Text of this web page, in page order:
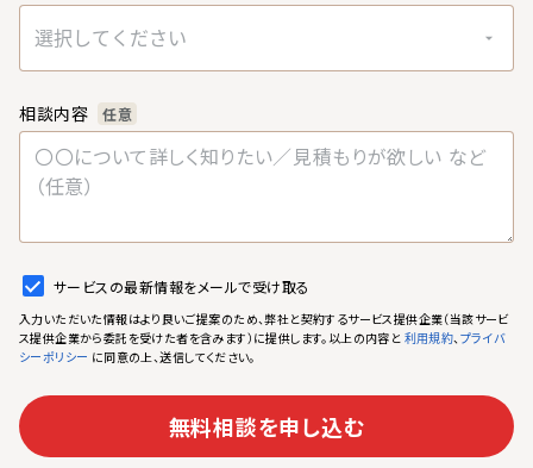
選択してください
相談内容 任意
サービスの最新情報をメールで受け取る
入力いただいた情報はより良いご提案のため、弊社と契約するサービス提供企業（当該サービ
ス提供企業から委託を受けた者を含みます）に提供します。以上の内容と 利用規約、プライバ
シーポリシー に同意の上、送信してください。
無料相談を申し込む